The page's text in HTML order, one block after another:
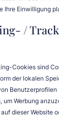
Ihre Einwilligung
/
Cookies sind
der lokalen
Benutzerprofilen
um Werbung
dieser Website